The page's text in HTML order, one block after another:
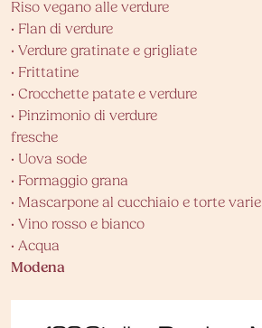
Riso vegano alle verdure
• Flan di verdure
• Verdure gratinate e grigliate
• Frittatine
• Crocchette patate e verdure
• Pinzimonio di verdure
fresche
• Uova sode
• Formaggio grana
• Mascarpone al cucchiaio e torte varie
• Vino rosso e bianco
• Acqua
Modena